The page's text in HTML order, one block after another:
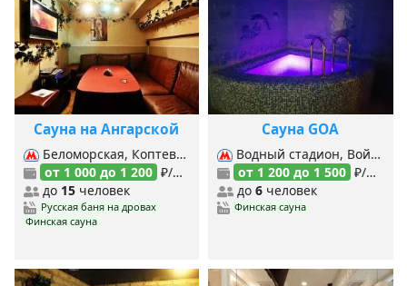
Сауна на Ангарской
Беломорская, Коптево, Речной вокзал, Ховрино,
от 1 000 до 1 200 ₽/час
до 15 человек
Русская баня на дровах
Финская сауна
Сауна GOA
Водный стадион, Войковская, Петровско-Разумовская (Люб.-Дмитровская), Петровско-Разумовская (Серп.-Тимирязевская), Балтийская, Лихоборы, Окружная (МЦК), Коптево,
от 1 200 до 1 500 ₽/час
до 6человек
Финская сауна